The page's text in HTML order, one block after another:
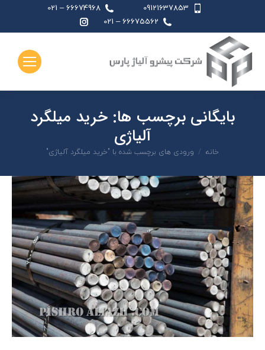
09121637853
66674968 – 021
66675562 – 021
page
بایگانی برچسب ها:خرید میلگرد
آلیاژی
شما اینجا هستید:
خانه ورودی های برچسب شده با "خرید میلگرد آلیاژی"